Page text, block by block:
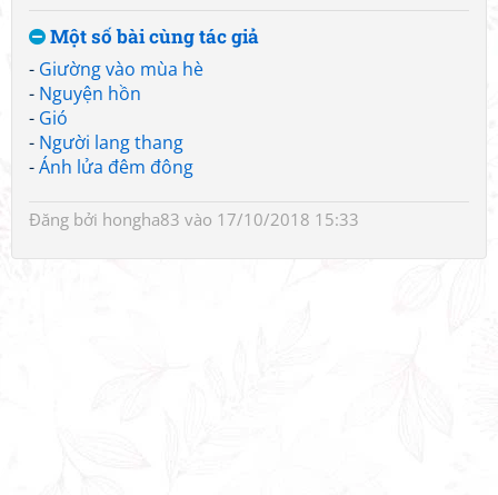
Một số bài cùng tác giả
- Giường vào mùa hè
- Nguyện hồn
- Gió
- Người lang thang
-Ánh lửa đêm đông
Đăng bởi hongha83 vào 17/10/2018 15:33